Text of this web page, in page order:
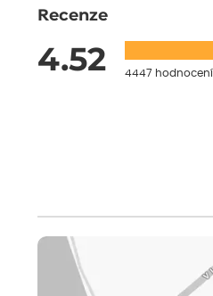
Recenze
4.52 4447 hodnocení